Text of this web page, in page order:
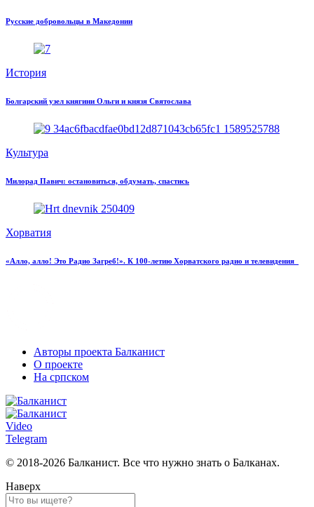
Русские добровольцы в Македонии
История
Болгарский узел княгини Ольги и князя Святослава
Культура
Милорад Павич: остановиться, обдумать, спастись
Хорватия
«Алло, алло! Это Радио Загреб!». К 100-летию Хорватского радио и телевидения
Авторы проекта Балканист
О проекте
На српском
Video
Telegram
© 2018-2026 Балканист. Все что нужно знать о Балканах.
Наверх